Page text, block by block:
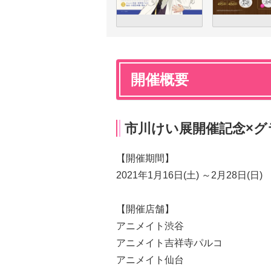
開催概要
市川けい展開催記念×
【開催期間】
2021年1月16日(土) ～2月28日(日)
【開催店舗】
アニメイト渋谷
アニメイト吉祥寺パルコ
アニメイト仙台